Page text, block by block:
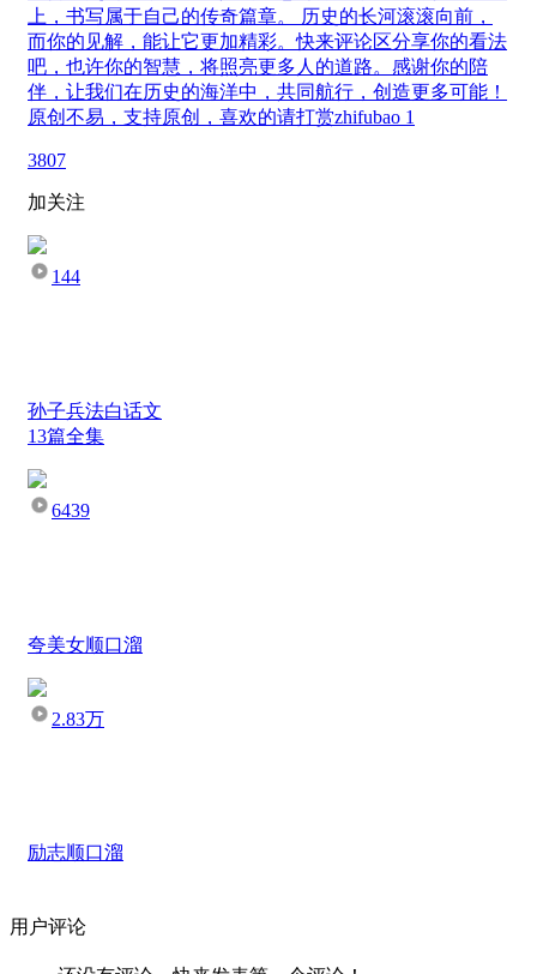
上，书写属于自己的传奇篇章。 历史的长河滚滚向前，
而你的见解，能让它更加精彩。快来评论区分享你的看法
吧，也许你的智慧，将照亮更多人的道路。感谢你的陪
伴，让我们在历史的海洋中，共同航行，创造更多可能！
原创不易，支持原创，喜欢的请打赏zhifubao 1
3807
加关注
144
孙子兵法白话文
13篇全集
6439
夸美女顺口溜
2.83万
励志顺口溜
用户评论